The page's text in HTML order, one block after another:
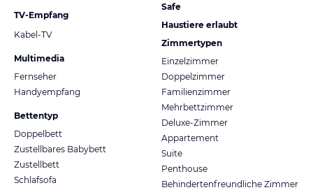
TV-Empfang
Kabel-TV
Multimedia
Fernseher
Handyempfang
Bettentyp
Doppelbett
Zustellbares Babybett
Zustellbett
Schlafsofa
Safe
Haustiere erlaubt
Zimmertypen
Einzelzimmer
Doppelzimmer
Familienzimmer
Mehrbettzimmer
Deluxe-Zimmer
Appartement
Suite
Penthouse
Behindertenfreundliche Zimmer